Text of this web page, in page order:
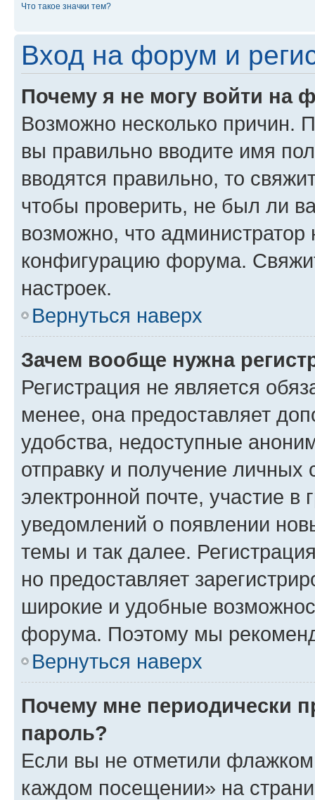
Что такое значки тем?
Вход на форум и
Почему я не могу войти на
Возможно несколько причин.
вы правильно вводите имя
вводятся правильно, то
чтобы проверить, не был ли
возможно, что администратор
конфигурацию форума.
настроек.
Вернуться наверх
Зачем вообще нужна
Регистрация не является
менее, она предоставляет
удобства, недоступные
отправку и получение
электронной почте, участие в
уведомлений о появлении
темы и так далее.
но предоставляет
широкие и удобные
форума. Поэтому мы
Вернуться наверх
Почему мне периодически
пароль?
Если вы не отметили флажком
каждом посещении» на